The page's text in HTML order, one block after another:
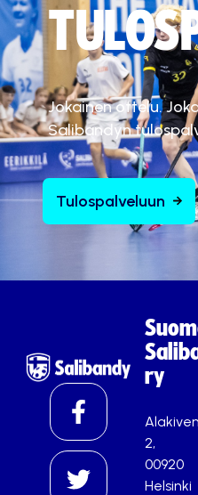
Jokainen ottelu.
Salibandyn
Tulospalveluun
ry
2,
00920
Helsinki